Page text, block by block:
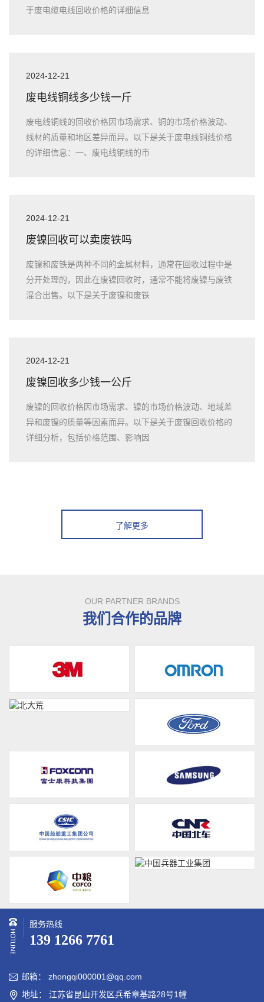
于废电缆电线回收价格的详细信息
2024-12-21
废电线铜线多少钱一斤
废电线铜线的回收价格因市场需求、铜的市场价格波动、
线材的质量和地区差异而异。以下是关于废电线铜线价格
的详细信息：一、废电线铜线的市
2024-12-21
废镍回收可以卖废铁吗
废镍和废铁是两种不同的金属材料，通常在回收过程中是
分开处理的，因此在废镍回收时，通常不能将废镍与废铁
混合出售。以下是关于废镍和废铁
2024-12-21
废镍回收多少钱一公斤
废镍的回收价格因市场需求、镍的市场价格波动、地域差
异和废镍的质量等因素而异。以下是关于废镍回收价格的
详细分析，包括价格范围、影响因
了解更多
OUR PARTNER BRANDS
我们合作的品牌
服务热线
139 1266 7761
 邮箱： zhongqi000001@qq.com
 地址： 江苏省昆山开发区兵希章基路28号1幢